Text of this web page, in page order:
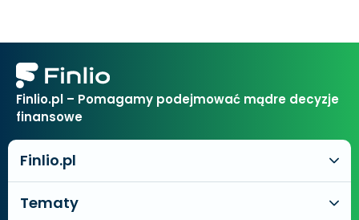
Finlio.pl – Pomagamy podejmować mądre decyzje
finansowe
Finlio.pl
Tematy